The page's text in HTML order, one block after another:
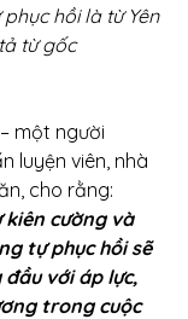
hồi là từ Yên
từ gốc
một người
luyện viên, nhà
cho rằng:
kiên cường và
tự phục hồi sẽ
với áp lực,
trong cuộc